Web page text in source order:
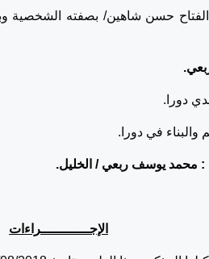
حسن شاهين/ بصفته الشخصية
: محمد يوسف ربعي / الخليل.
الإجــــــــــــراءات